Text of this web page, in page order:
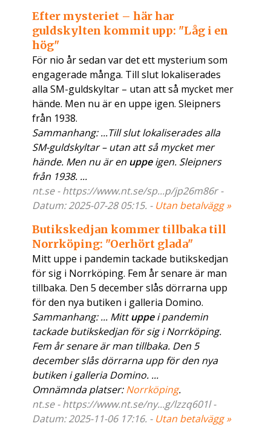
Efter mysteriet – här har
guldskylten kommit upp: "Låg i en
hög"
För nio år sedan var det ett mysterium som
engagerade många. Till slut lokaliserades
alla SM-guldskyltar – utan att så mycket mer
hände. Men nu är en uppe igen. Sleipners
från 1938.
Sammanhang: ...Till slut lokaliserades alla
SM-guldskyltar – utan att så mycket mer
hände. Men nu är en uppeigen. Sleipners
från 1938. ...
nt.se - https://www.nt.se/sp...p/jp26m86r -
Datum: 2025-07-28 05:15. - Utan betalvägg »
Butikskedjan kommer tillbaka till
Norrköping: "Oerhört glada"
Mitt uppe i pandemin tackade butikskedjan
för sig i Norrköping. Fem år senare är man
tillbaka. Den 5 december slås dörrarna upp
för den nya butiken i galleria Domino.
Sammanhang: ... Mittuppei pandemin
tackade butikskedjan för sig i Norrköping.
Fem år senare är man tillbaka. Den 5
december slås dörrarna upp för den nya
butiken i galleria Domino. ...
Omnämnda platser:Norrköping.
nt.se - https://www.nt.se/ny...g/lzzq601l -
Datum: 2025-11-06 17:16. - Utan betalvägg »